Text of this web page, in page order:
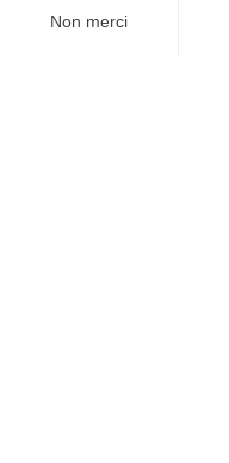
Non merci